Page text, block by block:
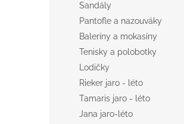
Sandály
Pantofle a nazouváky
Baleríny a mokasíny
Tenisky a polobotky
Lodičky
Rieker jaro - léto
Tamaris jaro - léto
Jana jaro-léto